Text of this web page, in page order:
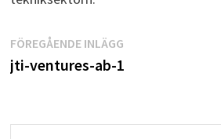
Inläggsnavigering
FÖREGÅENDE INLÄGGFöregående
jti-ventures-ab-1